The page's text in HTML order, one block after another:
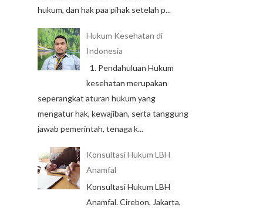
hukum, dan hak paa pihak setelah p...
Hukum Kesehatan di
Indonesia
1. Pendahuluan Hukum
kesehatan merupakan
seperangkat aturan hukum yang
mengatur hak, kewajiban, serta tanggung
jawab pemerintah, tenaga k...
Konsultasi Hukum LBH
Anamfal
Konsultasi Hukum LBH
Anamfal. Cirebon, Jakarta,